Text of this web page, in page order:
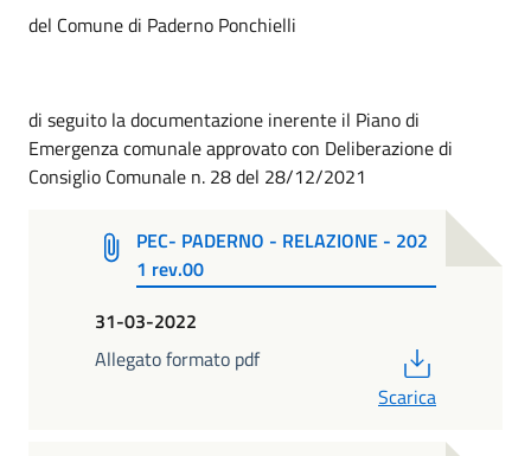
del Comune di Paderno Ponchielli
di seguito la documentazione inerente il Piano di
Emergenza comunale approvato con Deliberazione di
Consiglio Comunale n. 28 del 28/12/2021
PEC- PADERNO - RELAZIONE - 202
1 rev.00
31-03-2022
Allegato formato pdf
Scarica